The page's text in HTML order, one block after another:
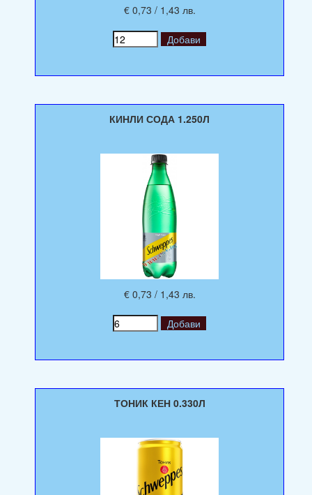
€ 0,73 / 1,43 лв.
КИНЛИ СОДА 1.250Л
€ 0,73 / 1,43 лв.
ТОНИК КЕН 0.330Л